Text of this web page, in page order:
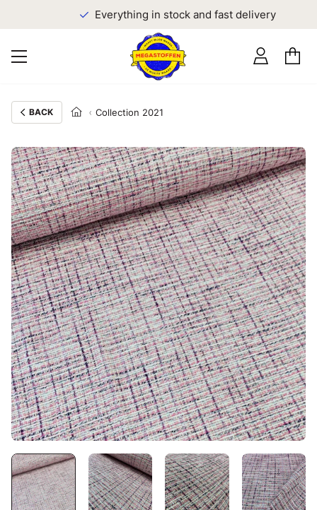
Everything in stock and fast delivery
BACK Collection 2021